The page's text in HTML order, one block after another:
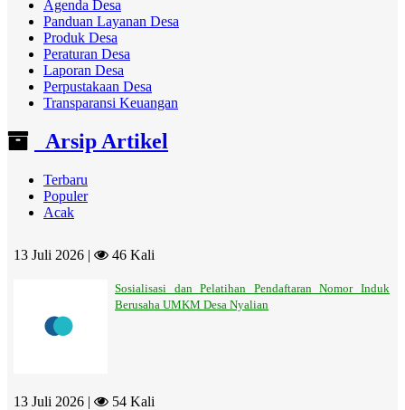
Agenda Desa
Panduan Layanan Desa
Produk Desa
Peraturan Desa
Laporan Desa
Perpustakaan Desa
Transparansi Keuangan
Arsip Artikel
Terbaru
Populer
Acak
13 Juli 2026 | 46 Kali
Sosialisasi dan Pelatihan Pendaftaran Nomor Induk
Berusaha UMKM Desa Nyalian
13 Juli 2026 | 54 Kali